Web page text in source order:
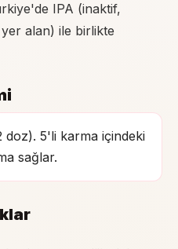
IPA (inaktif,
alan) ile birlikte
doz). 5'li karma içindeki
sağlar.